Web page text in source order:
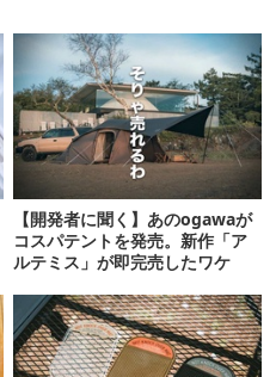
【開発者に聞く】あのogawaが
コスパテントを発売。新作「ア
ルテミス」が即完売したワケ